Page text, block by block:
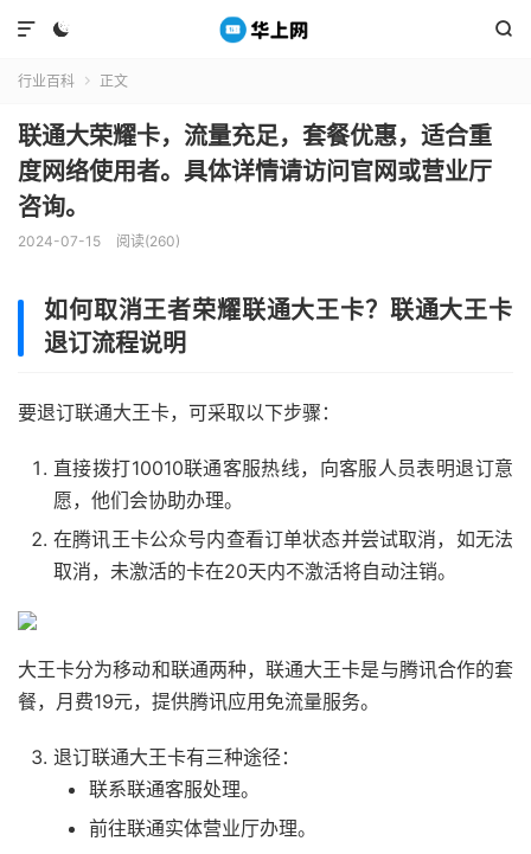
 

行业百科  正文
联通大荣耀卡，流量充足，套餐优惠，适合重
度网络使用者。具体详情请访问官网或营业厅
咨询。
2024-07-15 阅读(260)
如何取消王者荣耀联通大王卡？联通大王卡
退订流程说明
要退订联通大王卡，可采取以下步骤：
直接拨打10010联通客服热线，向客服人员表明退订意
愿，他们会协助办理。
在腾讯王卡公众号内查看订单状态并尝试取消，如无法
取消，未激活的卡在20天内不激活将自动注销。
大王卡分为移动和联通两种，联通大王卡是与腾讯合作的套
餐，月费19元，提供腾讯应用免流量服务。
退订联通大王卡有三种途径：
联系联通客服处理。
前往联通实体营业厅办理。